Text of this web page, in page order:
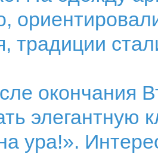
традиции
окончания
элегантную
ура!».